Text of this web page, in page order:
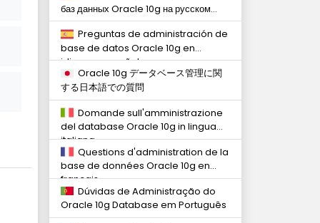
баз данных Oracle 10g на русском
языке
Preguntas de administración de
base de datos Oracle 10g en
idiomas español
Oracle 10g データベース管理に関
する日本語での質問
Domande sull'amministrazione
del database Oracle 10g in lingua
italiana
Questions d'administration de la
base de données Oracle 10g en
français
Dúvidas de Administração do
Oracle 10g Database em Português